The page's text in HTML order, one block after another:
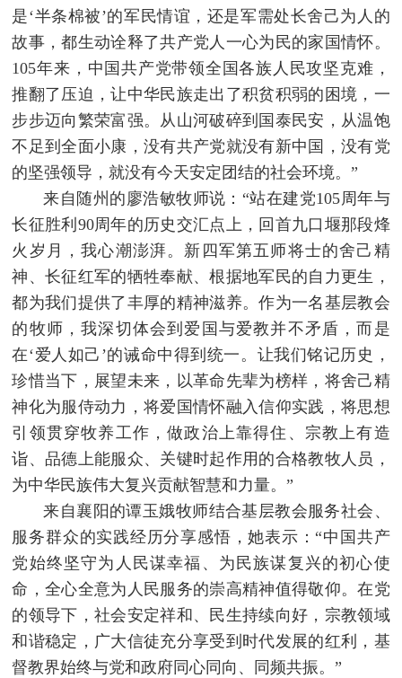
是‘半条棉被’的军民情谊，还是军需处长舍己为人的
故事，都生动诠释了共产党人一心为民的家国情怀。
105年来，中国共产党带领全国各族人民攻坚克难，
推翻了压迫，让中华民族走出了积贫积弱的困境，一
步步迈向繁荣富强。从山河破碎到国泰民安，从温饱
不足到全面小康，没有共产党就没有新中国，没有党
的坚强领导，就没有今天安定团结的社会环境。”
来自随州的廖浩敏牧师说：“站在建党105周年与
长征胜利90周年的历史交汇点上，回首九口堰那段烽
火岁月，我心潮澎湃。新四军第五师将士的舍己精
神、长征红军的牺牲奉献、根据地军民的自力更生，
都为我们提供了丰厚的精神滋养。作为一名基层教会
的牧师，我深切体会到爱国与爱教并不矛盾，而是
在‘爱人如己’的诫命中得到统一。让我们铭记历史，
珍惜当下，展望未来，以革命先辈为榜样，将舍己精
神化为服侍动力，将爱国情怀融入信仰实践，将思想
引领贯穿牧养工作，做政治上靠得住、宗教上有造
诣、品德上能服众、关键时起作用的合格教牧人员，
为中华民族伟大复兴贡献智慧和力量。”
来自襄阳的谭玉娥牧师结合基层教会服务社会、
服务群众的实践经历分享感悟，她表示：“中国共产
党始终坚守为人民谋幸福、为民族谋复兴的初心使
命，全心全意为人民服务的崇高精神值得敬仰。在党
的领导下，社会安定祥和、民生持续向好，宗教领域
和谐稳定，广大信徒充分享受到时代发展的红利，基
督教界始终与党和政府同心同向、同频共振。”